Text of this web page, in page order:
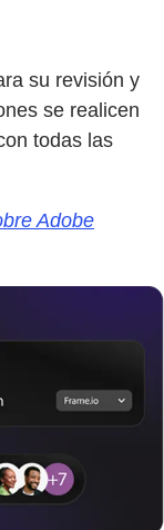
su revisión y
se realicen
todas las
Adobe